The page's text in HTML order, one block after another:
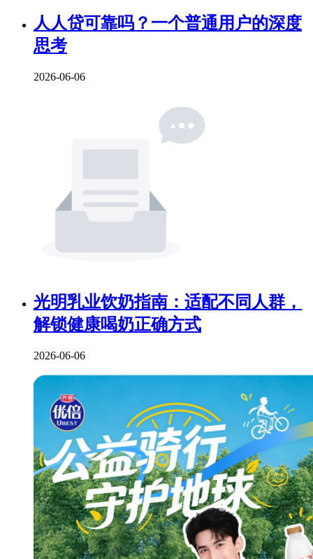
人人贷可靠吗？一个普通用户的深度
思考
2026-06-06
光明乳业饮奶指南：适配不同人群，
解锁健康喝奶正确方式
2026-06-06